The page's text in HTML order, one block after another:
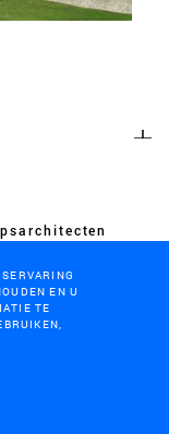
EN U
TE